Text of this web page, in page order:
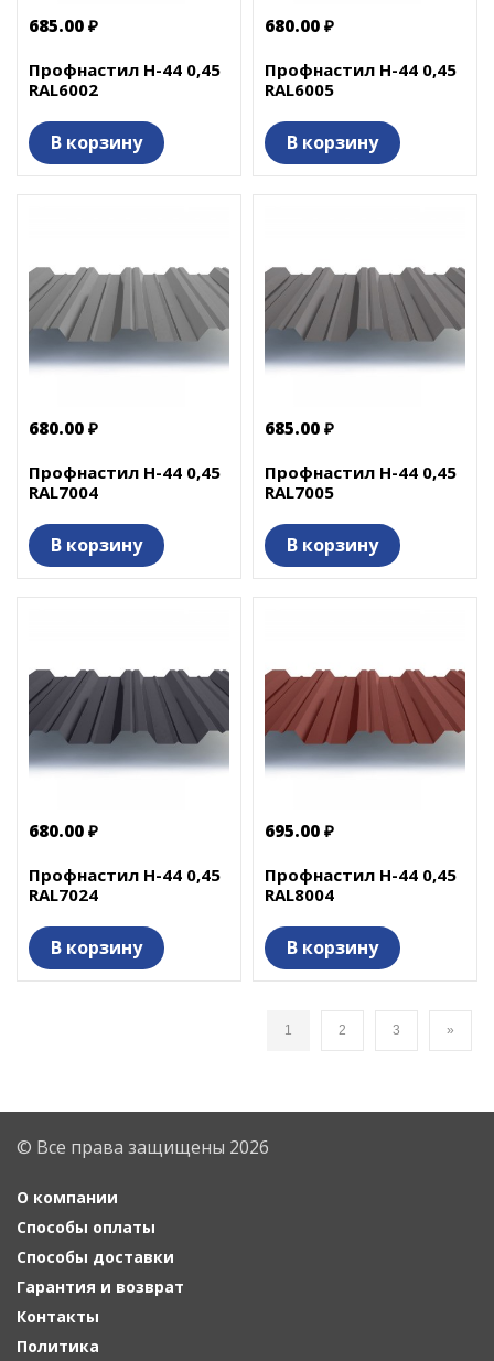
685.00 ₽
Профнастил Н-44 0,45
RAL6002
В корзину
680.00 ₽
Профнастил Н-44 0,45
RAL6005
В корзину
680.00 ₽
Профнастил Н-44 0,45
RAL7004
В корзину
685.00 ₽
Профнастил Н-44 0,45
RAL7005
В корзину
680.00 ₽
Профнастил Н-44 0,45
RAL7024
В корзину
695.00 ₽
Профнастил Н-44 0,45
RAL8004
В корзину
1 2 3 »
© Все права защищены 2026
О компании
Способы оплаты
Способы доставки
Гарантия и возврат
Контакты
Политика